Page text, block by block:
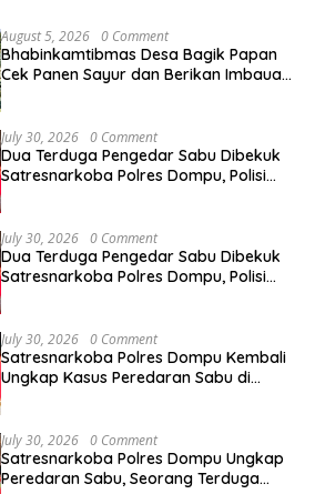
August 5, 2026 0 Comment
Bhabinkamtibmas Desa Bagik Papan
Cek Panen Sayur dan Berikan Imbauan
July 30, 2026 0 Comment
Dua Terduga Pengedar Sabu Dibekuk
Satresnarkoba Polres Dompu, Polisi
July 30, 2026 0 Comment
Dua Terduga Pengedar Sabu Dibekuk
Satresnarkoba Polres Dompu, Polisi
July 30, 2026 0 Comment
Satresnarkoba Polres Dompu Kembali
Ungkap Kasus Peredaran Sabu di
July 30, 2026 0 Comment
Satresnarkoba Polres Dompu Ungkap
Peredaran Sabu, Seorang Terduga